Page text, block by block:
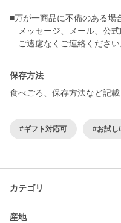
■万が一商品に不備のある場
メッセージ、メール、公式
ご遠慮なくご連絡ください
保存方法
食べごろ、保存方法など記
#ギフト対応可 #お試し
カテゴリ
産地